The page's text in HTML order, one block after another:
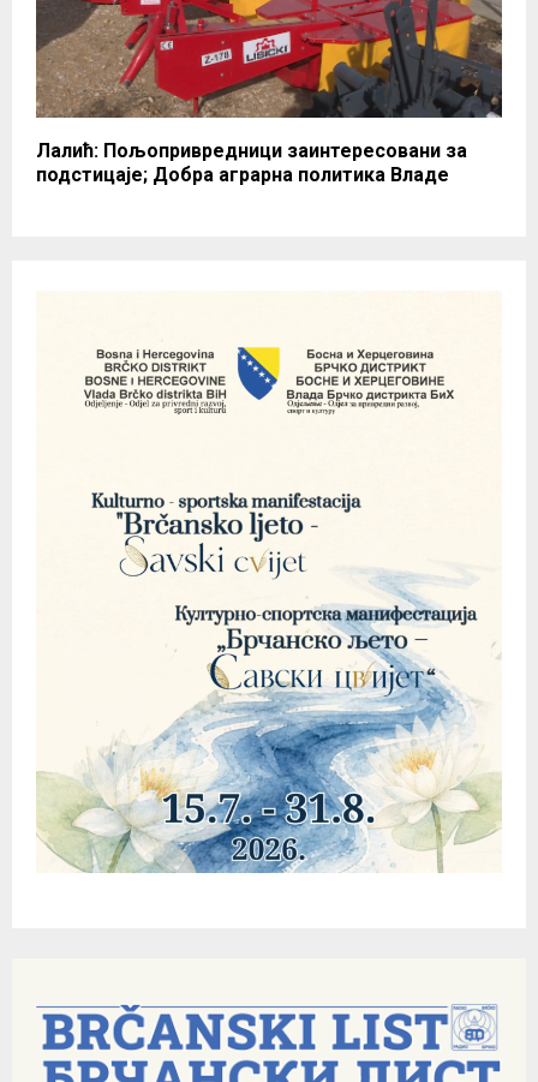
Лалић: Пољопривредници заинтересовани за
подстицаје; Добра аграрна политика Владе